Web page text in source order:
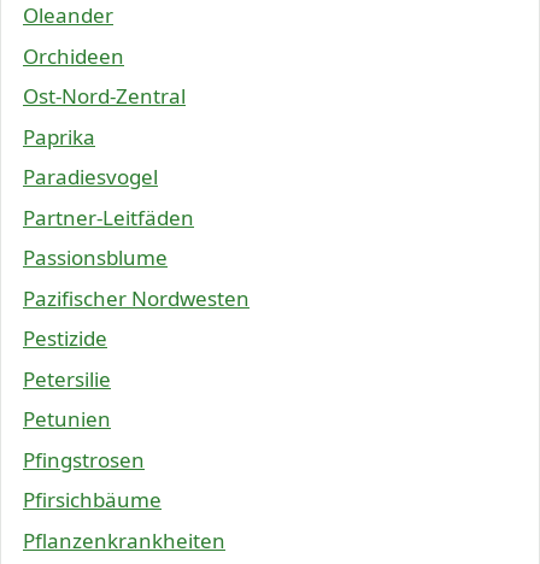
Oleander
Orchideen
Ost-Nord-Zentral
Paprika
Paradiesvogel
Partner-Leitfäden
Passionsblume
Pazifischer Nordwesten
Pestizide
Petersilie
Petunien
Pfingstrosen
Pfirsichbäume
Pflanzenkrankheiten